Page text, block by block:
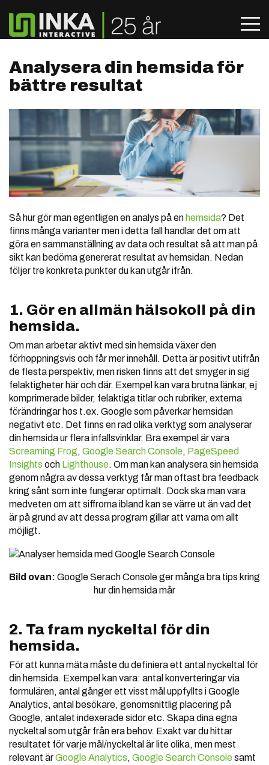
Analysera din hemsida för
bättre resultat
Så hur gör man egentligen en analys på en hemsida? Det
finns många varianter men i detta fall handlar det om att
göra en sammanställning av data och resultat så att man på
sikt kan bedöma genererat resultat av hemsidan. Nedan
följer tre konkreta punkter du kan utgår ifrån.
1. Gör en allmän hälsokoll på din
hemsida.
Om man arbetar aktivt med sin hemsida växer den
förhoppningsvis och får mer innehåll. Detta är positivt utifrån
de flesta perspektiv, men risken finns att det smyger in sig
felaktigheter här och där. Exempel kan vara brutna länkar, ej
komprimerade bilder, felaktiga titlar och rubriker, externa
förändringar hos t.ex. Google som påverkar hemsidan
negativt etc. Det finns en rad olika verktyg som analyserar
din hemsida ur flera infallsvinklar. Bra exempel är vara
Screaming Frog, Google Search Console, PageSpeed
Insights och Lighthouse. Om man kan analysera sin hemsida
genom några av dessa verktyg får man oftast bra feedback
kring sånt som inte fungerar optimalt. Dock ska man vara
medveten om att siffrorna ibland kan se värre ut än vad det
är på grund av att dessa program gillar att varna om allt
möjligt.
Bild ovan: Google Serach Console ger många bra tips kring
hur din hemsida mår
2. Ta fram nyckeltal för din
hemsida.
För att kunna mäta måste du definiera ett antal nyckeltal för
din hemsida. Exempel kan vara: antal konverteringar via
formulären, antal gånger ett visst mål uppfyllts i Google
Analytics, antal besökare, genomsnittlig placering på
Google, antalet indexerade sidor etc. Skapa dina egna
nyckeltal som utgår från era behov. Exakt var du hittar
resultatet för varje mål/nyckeltal är lite olika, men mest
relevant ärGoogle Analytics, Google Search Consolesamt